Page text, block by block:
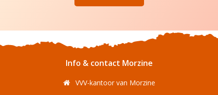
Info & contact Morzine
VVV-kantoor van Morzine